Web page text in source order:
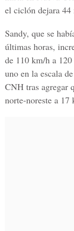
el ciclón dejara 44
Sandy, que se
últimas horas,
de 110 km/h a
uno en la escala
CNH tras agregar
norte-noreste a 17